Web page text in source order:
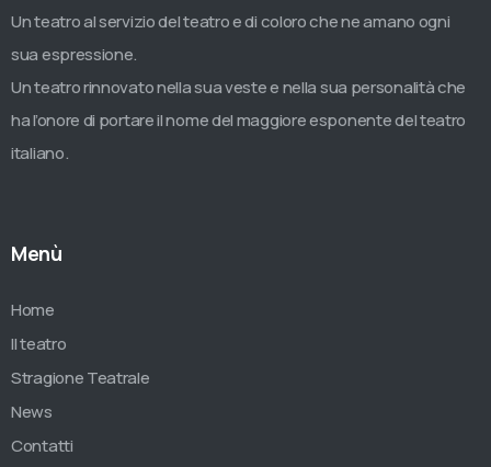
Un teatro al servizio del teatro e di coloro che ne amano ogni
sua espressione.
Un teatro rinnovato nella sua veste e nella sua personalità che
ha l’onore di portare il nome del maggiore esponente del teatro
italiano.
Menù
Home
Il teatro
Stragione Teatrale
News
Contatti